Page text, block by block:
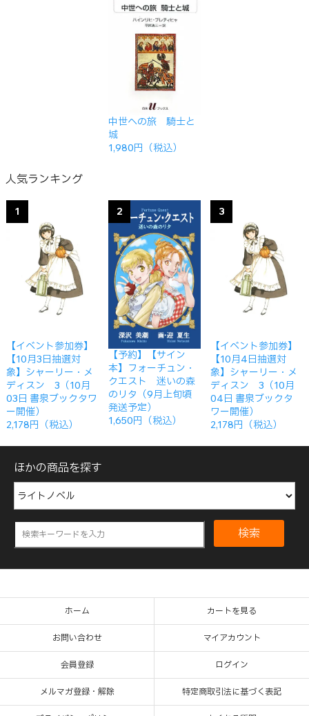
中世への旅 騎士と
城
1,980円（税込）
人気ランキング
1
【イベント参加券】
【10月3日抽選対
象】シャーリー・メ
ディスン 3（10月
03日 書泉ブックタワ
ー開催）
2,178円（税込）
2
【予約】【サイン
本】フォーチュン・
クエスト 迷いの森
のリタ（9月上旬頃
発送予定）
1,650円（税込）
3
【イベント参加券】
【10月4日抽選対
象】シャーリー・メ
ディスン 3（10月
04日 書泉ブックタ
ワー開催）
2,178円（税込）
ほかの商品を探す
検索
ホーム カートを見る
お問い合わせ マイアカウント
会員登録 ログイン
メルマガ登録・解除 特定商取引法に基づく表記